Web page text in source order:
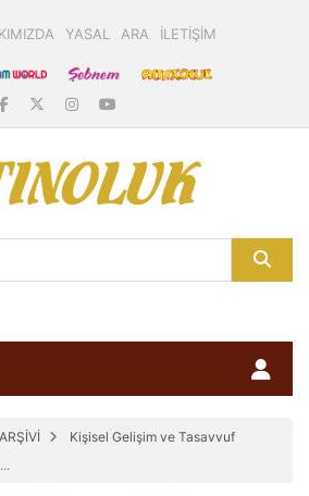
YASAL ARA İLETİŞİM
Kişisel Gelişim ve Tasavvuf